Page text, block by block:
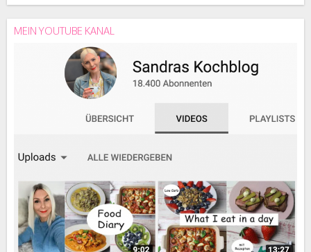
MEIN YOUTUBE KANAL